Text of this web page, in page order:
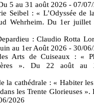
5 au 31 août 2026 - 07/
Seibel : « L’Odyssée de
Wehrheim. Du 1er juillet
: Claudio Rotta
au 1er Août 2026 - 30/
Arts de Cuiseaux : «
». Du 22 août au
la cathédrale : « Habiter
les Trente Glorieuses
2026